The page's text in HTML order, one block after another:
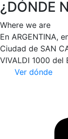
¿DÓNDE
Where we are
En ARGENTINA,
Ciudad de SAN
VIVALDI 1000 del
Ver dónde